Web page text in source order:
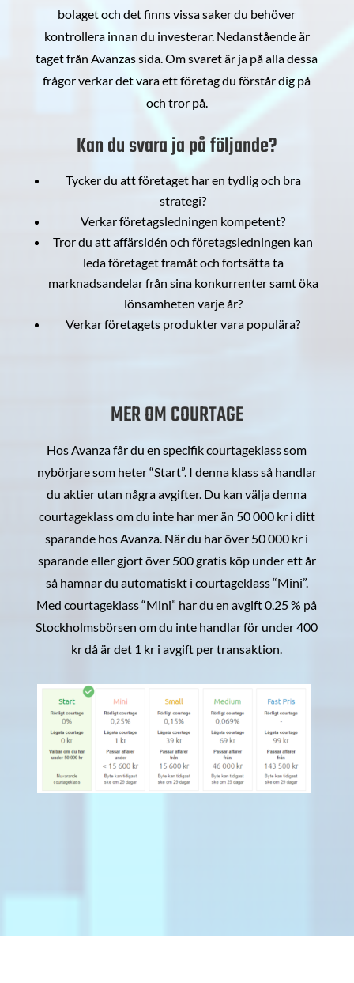
bolaget och det finns vissa saker du behöver
kontrollera innan du investerar. Nedanstående är
taget från Avanzas sida. Om svaret är ja på alla dessa
frågor verkar det vara ett företag du förstår dig på
och tror på.
Kan du svara ja på följande?
Tycker du att företaget har en tydlig och bra
strategi?
Verkar företagsledningen kompetent?
Tror du att affärsidén och företagsledningen kan
leda företaget framåt och fortsätta ta
marknadsandelar från sina konkurrenter samt öka
lönsamheten varje år?
Verkar företagets produkter vara populära?
MER OM COURTAGE
Hos Avanza får du en specifik courtageklass som
nybörjare som heter “Start”. I denna klass så handlar
du aktier utan några avgifter. Du kan välja denna
courtageklass om du inte har mer än 50 000 kr i ditt
sparande hos Avanza. När du har över 50 000 kr i
sparande eller gjort över 500 gratis köp under ett år
så hamnar du automatiskt i courtageklass “Mini”.
Med courtageklass “Mini” har du en avgift 0.25 % på
Stockholmsbörsen om du inte handlar för under 400
kr då är det 1 kr i avgift per transaktion.